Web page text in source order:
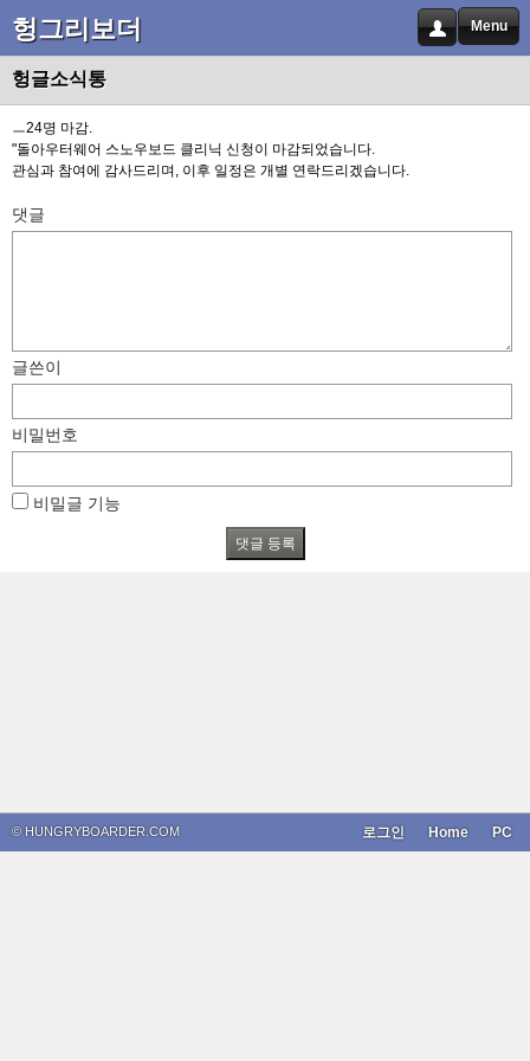
헝그리보더 Menu
헝글소식통
ㅡ24명 마감.
"돌아우터웨어 스노우보드 클리닉 신청이 마감되었습니다.
관심과 참여에 감사드리며, 이후 일정은 개별 연락드리겠습니다.
댓글
글쓴이
비밀번호
비밀글 기능
© HUNGRYBOARDER.COM PC
Home
로그인